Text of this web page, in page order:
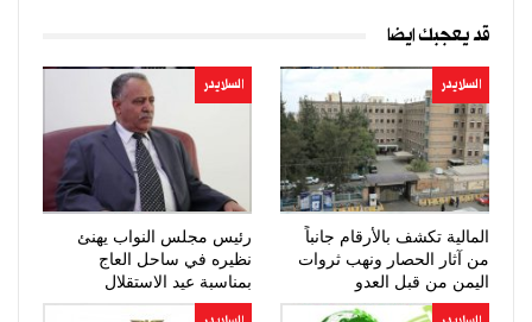
قد يعجبك ايضا
السلايدر
المالية تكشف بالأرقام جانباً
من آثار الحصار ونهب ثروات
اليمن من قبل العدو
السعودي…
السلايدر
رئيس مجلس النواب يهنئ
نظيره في ساحل العاج
بمناسبة عيد الاستقلال